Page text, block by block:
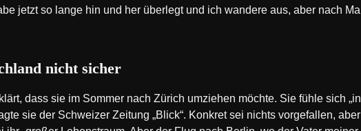
jetzt so lange hin und her überlegt und ich wandere aus, aber nach
nicht sicher
dass sie im Sommer nach Zürich umziehen möchte. Sie fühle sich „in
sie der Schweizer Zeitung „Blick“. Konkret sei nichts vorgefallen,